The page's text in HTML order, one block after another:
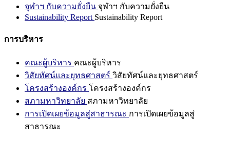
จุฬาฯ กับความยั่งยืน จุฬาฯ กับความยั่งยืน
Sustainability Report Sustainability Report
การบริหาร
คณะผู้บริหาร คณะผู้บริหาร
วิสัยทัศน์และยุทธศาสตร์ วิสัยทัศน์และยุทธศาสตร์
โครงสร้างองค์กร โครงสร้างองค์กร
สภามหาวิทยาลัย สภามหาวิทยาลัย
การเปิดเผยข้อมูลสู่สาธารณะ การเปิดเผยข้อมูลสู่
สาธารณะ